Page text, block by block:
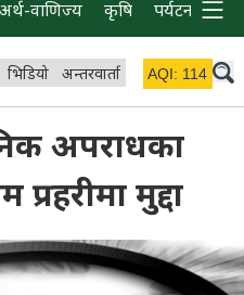
अर्थ-वाणिज्य कृषि पर्यटन प्रवास
भिडियो अन्तरवार्ता विचार/ब्लग
AQI: 114
अपराधका
मुद्दा